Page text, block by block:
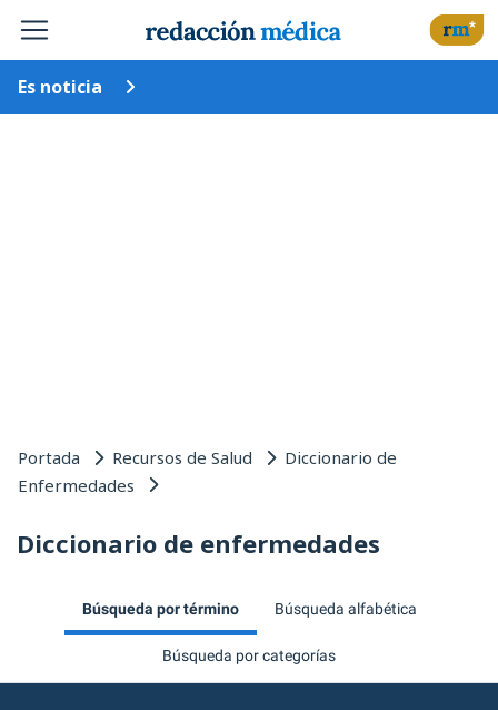
Es noticia
Portada Recursos de Salud Diccionario de
Enfermedades
Diccionario de enfermedades
Búsqueda por término Búsqueda alfabética
Búsqueda por categorías